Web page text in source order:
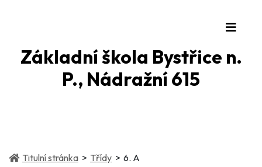
Základní škola Bystřice n.
P., Nádražní 615
Titulní stránka(current)
Třídy(current)
6. A